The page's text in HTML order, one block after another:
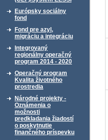
Európsky sociálny
fond
Fond pre azyl,
migráciu a integráciu
Integrovaný
regionálny operačný
program 2014 - 2020
Operačný program
Kvalita životného
prostredia
Národné projekty -
Oznámenia o
možnosti
predkladania žiadostí
o poskytnutie
finančného príspevku